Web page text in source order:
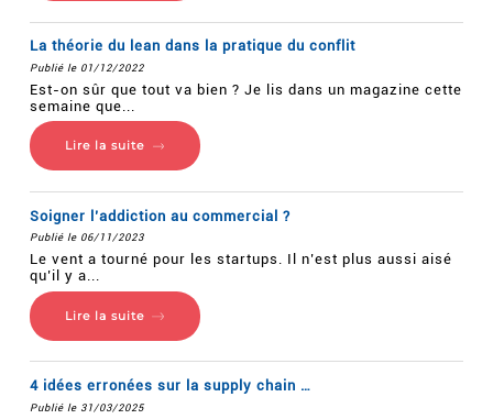
La théorie du lean dans la pratique du conflit
Publié le 01/12/2022
Est-on sûr que tout va bien ? Je lis dans un magazine cette
semaine que...
Lire la suite
Soigner l’addiction au commercial ?
Publié le 06/11/2023
Le vent a tourné pour les startups. Il n’est plus aussi aisé
qu’il y a...
Lire la suite
4 idées erronées sur la supply chain …
Publié le 31/03/2025